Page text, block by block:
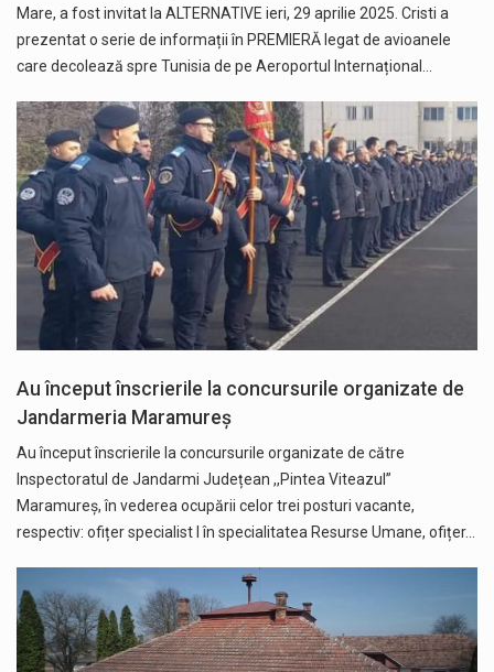
Mare, a fost invitat la ALTERNATIVE ieri, 29 aprilie 2025. Cristi a
prezentat o serie de informații în PREMIERĂ legat de avioanele
care decolează spre Tunisia de pe Aeroportul Internațional…
Au început înscrierile la concursurile organizate de
Jandarmeria Maramureș
Au început înscrierile la concursurile organizate de către
Inspectoratul de Jandarmi Județean ,,Pintea Viteazul”
Maramureș, în vederea ocupării celor trei posturi vacante,
respectiv: ofițer specialist I în specialitatea Resurse Umane, ofițer…